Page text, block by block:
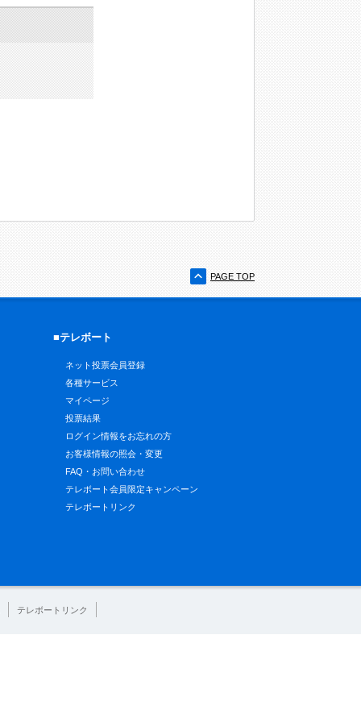
PAGE TOP
■テレボート
ネット投票会員登録
各種サービス
マイページ
投票結果
ログイン情報をお忘れの方
お客様情報の照会・変更
FAQ・お問い合わせ
テレボート会員限定キャンペーン
テレボートリンク
テレボートリンク